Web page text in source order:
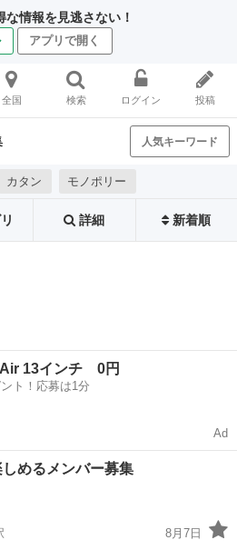
な情報を見逃さない！
アプリで開く
全国 検索 ログイン 投稿
人気キーワード
カタン モノポリー
詳細 新着順
13インチ 0円
ト！応募は1分
Ad
めるメンバー募集
8月7日